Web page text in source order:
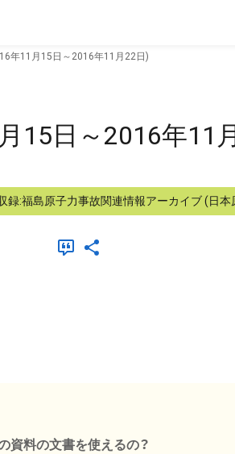
年11月15日～2016年11月22日)
15日～2016年11
録:福島原子力事故関連情報アーカイブ (日
資料の文書を使えるの？